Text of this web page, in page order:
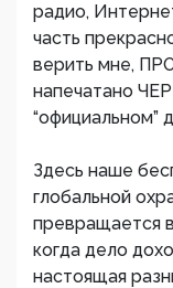
радио,
часть
верить мне,
напечатано
“официальном”
Здесь наше
глобальной
превращается
когда дело
настоящая